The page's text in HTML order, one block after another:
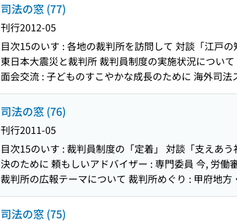
司法の窓 (77)
刊行2012-05
目次15のいす : 各地の裁判所を訪問して 対談「江戸
東日本大震災と裁判所 裁判員制度の実施状況につい
面会交流 : 子どものすこやかな成長のために 海外司
司法の窓 (76)
刊行2011-05
目次15のいす : 裁判員制度の「定着」 対談「支えあ
決のために 頼もしいアドバイザー : 専門委員 今, 労
裁判所の広報テーマについて 裁判所めぐり : 甲府地方
司法の窓 (75)